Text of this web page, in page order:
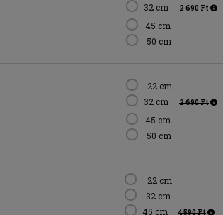
32 cm 2 690 Ft
45 cm
50 cm
22 cm
32 cm 2 690 Ft
45 cm
50 cm
22 cm
32 cm
45 cm 4 590 Ft